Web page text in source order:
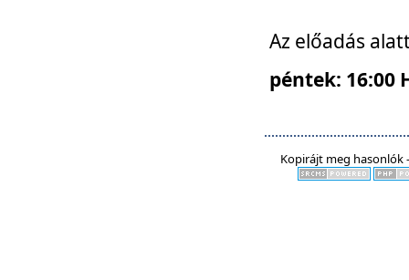
Az előadás
péntek: 16:00
Kopirájt meg hasonlók